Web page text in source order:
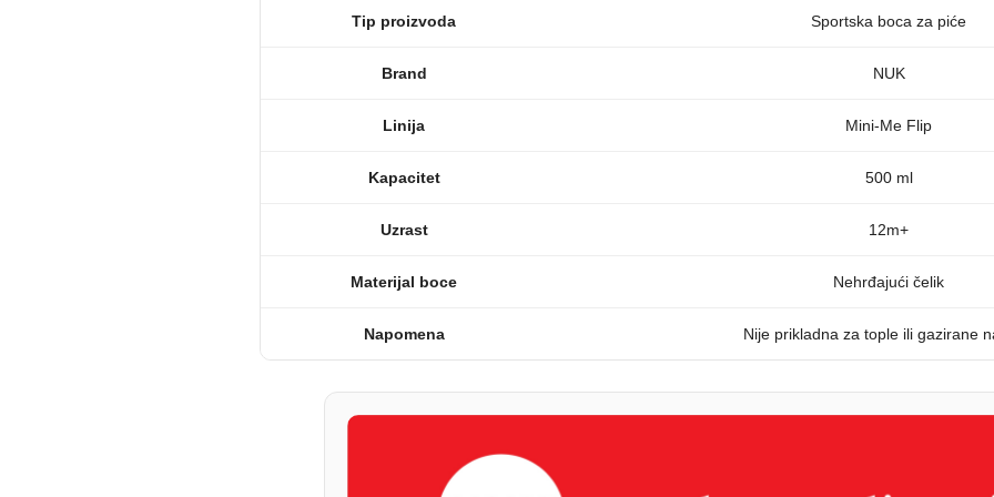
Tip proizvoda Sportska boca za piće
Brand NUK
Linija Mini-Me Flip
Kapacitet 500 ml
Uzrast 12m+
Materijal boce Nehrđajući čelik
Napomena Nije prikladna za tople ili gazirane